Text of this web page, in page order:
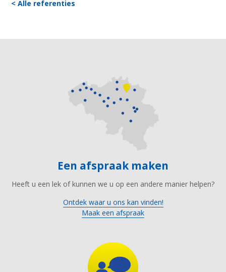
< Alle referenties
Een afspraak maken
Heeft u een lek of kunnen we u op een andere manier helpen?
Ontdek waar u ons kan vinden!
Maak een afspraak